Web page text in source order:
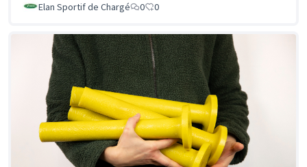
Elan Sportif de Chargé 0 0